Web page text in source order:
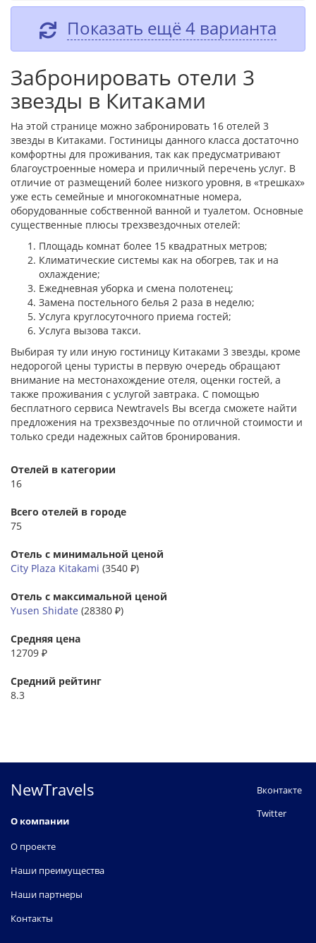
Показать ещё 4 варианта
Забронировать отели 3
звезды в Китаками
На этой странице можно забронировать 16 отелей 3
звезды в Китаками. Гостиницы данного класса достаточно
комфортны для проживания, так как предусматривают
благоустроенные номера и приличный перечень услуг. В
отличие от размещений более низкого уровня, в «трешках»
уже есть семейные и многокомнатные номера,
оборудованные собственной ванной и туалетом. Основные
существенные плюсы трехзвездочных отелей:
Площадь комнат более 15 квадратных метров;
Климатические системы как на обогрев, так и на
охлаждение;
Ежедневная уборка и смена полотенец;
Замена постельного белья 2 раза в неделю;
Услуга круглосуточного приема гостей;
Услуга вызова такси.
Выбирая ту или иную гостиницу Китаками 3 звезды, кроме
недорогой цены туристы в первую очередь обращают
внимание на местонахождение отеля, оценки гостей, а
также проживания с услугой завтрака. С помощью
бесплатного сервиса Newtravels Вы всегда сможете найти
предложения на трехзвездочные по отличной стоимости и
только среди надежных сайтов бронирования.
Отелей в категории
16
Всего отелей в городе
75
Отель с минимальной ценой
City Plaza Kitakami (3540 ₽)
Отель с максимальной ценой
Yusen Shidate (28380 ₽)
Средняя цена
12709 ₽
Средний рейтинг
8.3
NewTravels
О компании
О проекте
Наши преимущества
Наши партнеры
Контакты
Вконтакте
Twitter